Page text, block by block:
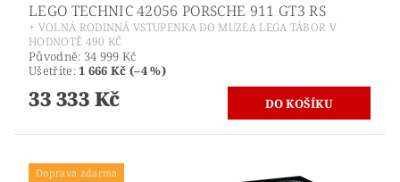
LEGO TECHNIC 42056 PORSCHE 911 GT3 RS
+ VOLNÁ RODINNÁ VSTUPENKA DO MUZEA LEGA TÁBOR V
HODNOTĚ 490 KČ
Původně: 34 999 Kč
Ušetříte:1 666 Kč (–4 %)
33 333 Kč
Doprava zdarma